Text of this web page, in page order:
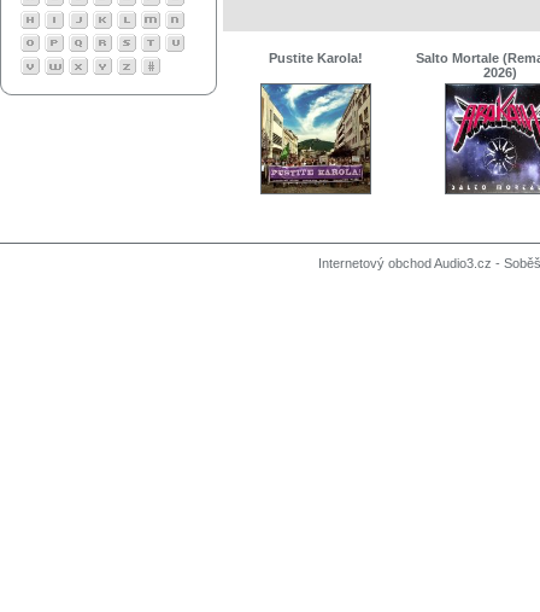
Pustite Karola!
Salto Mortale
2026)
Internetový obchod Audio3.cz -